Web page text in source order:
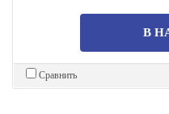
В
Сравнить